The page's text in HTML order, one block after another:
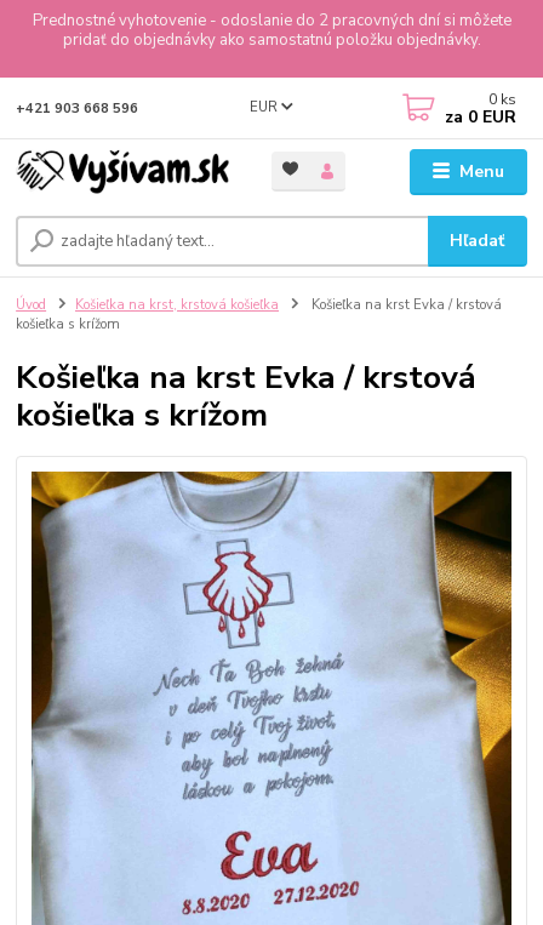
Prednostné vyhotovenie - odoslanie do 2 pracovných dní si môžete
pridať do objednávky ako samostatnú položku objednávky.
Menu
EUR
Hľadať
+421 903 668 596 0 ks
za 0 EUR
Úvod Košieľka na krst, krstová košieľka
Košieľka na krst Evka / krstová
košieľka s krížom
Košieľka na krst Evka / krstová
košieľka s krížom